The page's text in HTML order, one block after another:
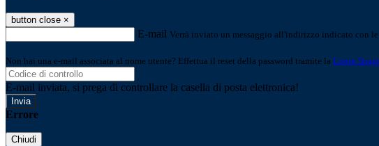
button close ×
E-mail Verrà inviato un messaggio all'indirizzo indicato con
Non hai una e-mail associata al nome utente? Effettua il reset della password tramite la Login
E-mail inviata, si prega di controllare la casella di posta elettronica!
Errore
Chiudi